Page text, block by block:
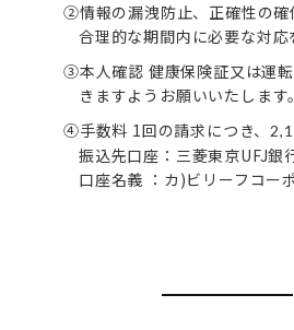
②情報の漏洩防止、正確性の確
合理的な期間内に必要な対応
③本人確認 健康保険証又は運
きますようお願いいたします。
④手数料 1回の請求につき、
振込先口座：三菱東京
口座名義 ：カ)ビリーフコー